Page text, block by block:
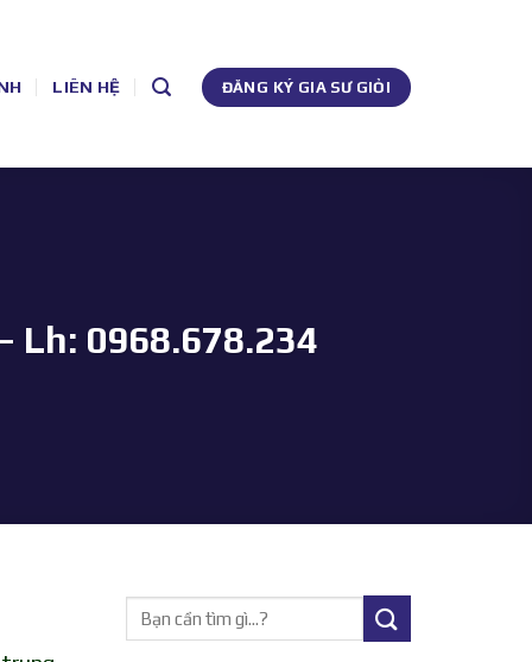
LIÊN HỆ ĐĂNG KÝ GIA SƯ GIỎI
Lh: 0968.678.234